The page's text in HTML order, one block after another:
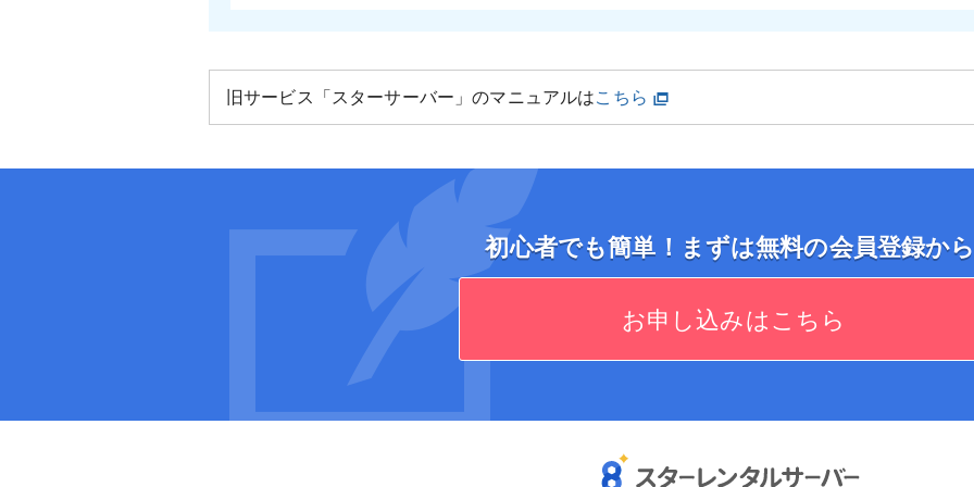
旧サービス「スターサーバー」のマニュアルはこちら
初心者でも簡単！まずは無料の会員登録か
お申し込みはこちら